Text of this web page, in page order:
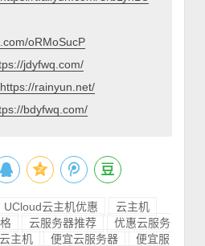
oRMoSucP
jdyfwq.com/
https://rainyun.net/
bdyfwq.com/
UCloud云主机优惠
云主机
云服务器推荐
优惠云服务
主机 便宜云服务器
便宜服